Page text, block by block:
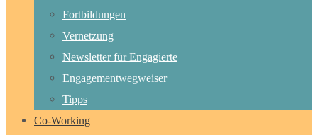
Fortbildungen
Vernetzung
Newsletter für Engagierte
Engagementwegweiser
Tipps
Co-Working